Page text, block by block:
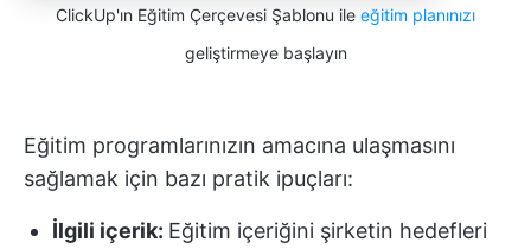
ClickUp'ın Eğitim Çerçevesi Şablonu ile eğitim planınızı
geliştirmeye başlayın
Eğitim programlarınızın amacına ulaşmasını
sağlamak için bazı pratik ipuçları:
İlgili içerik: Eğitim içeriğini şirketin hedefleri